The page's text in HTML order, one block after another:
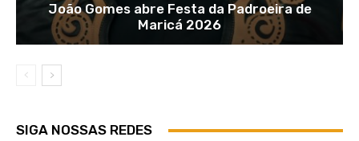
João Gomes abre Festa da Padroeira de
Maricá 2026
SIGA NOSSAS REDES